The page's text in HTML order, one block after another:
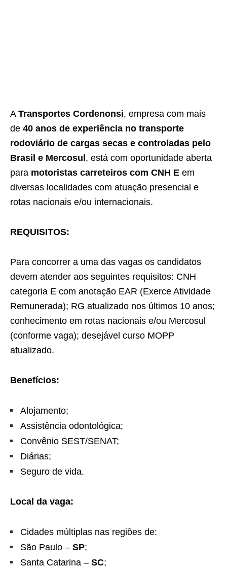
A Transportes Cordenonsi, empresa com mais
de 40 anos de experiência no transporte
rodoviário de cargas secas e controladas pelo
Brasil e Mercosul , está com oportunidade aberta
para motoristas carreteiros com CNH E em
diversas localidades com atuação presencial e
rotas nacionais e/ou internacionais.
REQUISITOS:
Para concorrer a uma das vagas os candidatos
devem atender aos seguintes requisitos: CNH
categoria E com anotação EAR (Exerce Atividade
Remunerada); RG atualizado nos últimos 10 anos;
conhecimento em rotas nacionais e/ou Mercosul
(conforme vaga); desejável curso MOPP
atualizado.
Benefícios:
Alojamento;
Assistência odontológica;
Convênio SEST/SENAT;
Diárias;
Seguro de vida.
Local da vaga:
Cidades múltiplas nas regiões de:
São Paulo – SP;
Santa Catarina – SC;